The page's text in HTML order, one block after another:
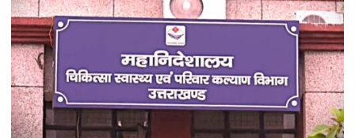
में
बिखर
जिंदगियां,
दो
की
दर्दनाक